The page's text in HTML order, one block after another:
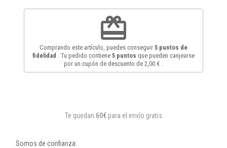
redeem
Comprando este artículo, puedes conseguir 5 puntos de
fidelidad
. Tu pedido contiene 5 puntos que pueden canjearse
por un cupón de descuento de 2,00 €
Te quedan 60€ para el envío gratis
Somos de confianza: